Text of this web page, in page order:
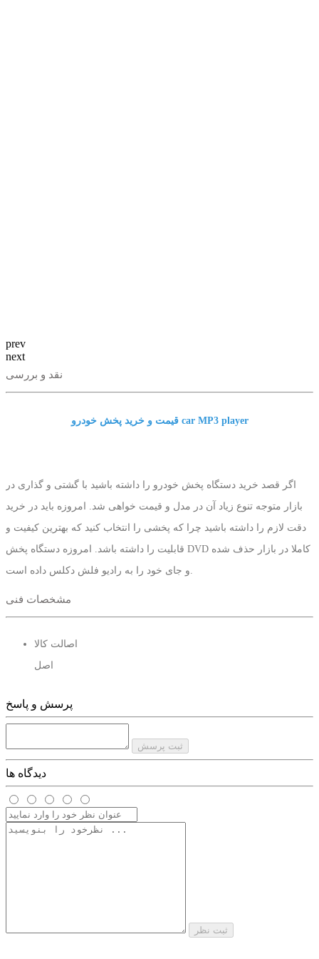
prev
next
نقد و بررسی
قیمت و خرید پخش خودرو car MP3 player
اگر قصد خرید دستگاه پخش خودرو را داشته باشید با گشتی و گذاری در
بازار متوجه تنوع زیاد آن در مدل و قیمت خواهی شد. امروزه باید در خرید
دقت لازم را داشته باشید چرا که پخشی را انتخاب کنید که بهترین کیفیت و
قابلیت را داشته باشد. امروزه دستگاه پخش DVD کاملا در بازار حذف شده
7377 ، 7388 هستند که همان طور که می دانید 7388 بهترین آن است.
رادیو پخش دو فلاش بلوتوث دار مدل Car MP3 920 را می توان یک پخش
کننده کامل خودرو خواند. بی اغراق امکانات قابل قبول و کیفیت عالی آن
باعث شده است در سال 2020 یکی از پرفروشترین مدل های در بازار باشد.
همان طور که از اسمش مشخص است این رادیو فلش دکلس به پورت
مشخصات فنی
اصالت کالا
اصل
پرسش و پاسخ
ثبت پرسش
دیدگاه ها
ثبت نظر